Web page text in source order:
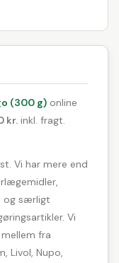
(300 g) online
kr. inkl. fragt.
Vi har mere end
og særligt
Vi
fra
Livol, Nupo,